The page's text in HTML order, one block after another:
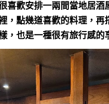
喜歡安排一兩間當地居
，點幾道喜歡的料理，
，也是一種很有旅行感的